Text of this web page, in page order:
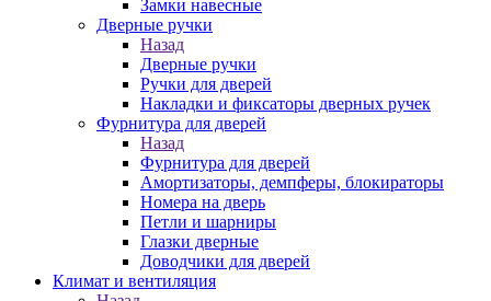
Замки навесные
Дверные ручки
Назад
Дверные ручки
Ручки для дверей
Накладки и фиксаторы дверных ручек
Фурнитура для дверей
Назад
Фурнитура для дверей
Амортизаторы, демпферы, блокираторы
Номера на дверь
Петли и шарниры
Глазки дверные
Доводчики для дверей
Климат и вентиляция